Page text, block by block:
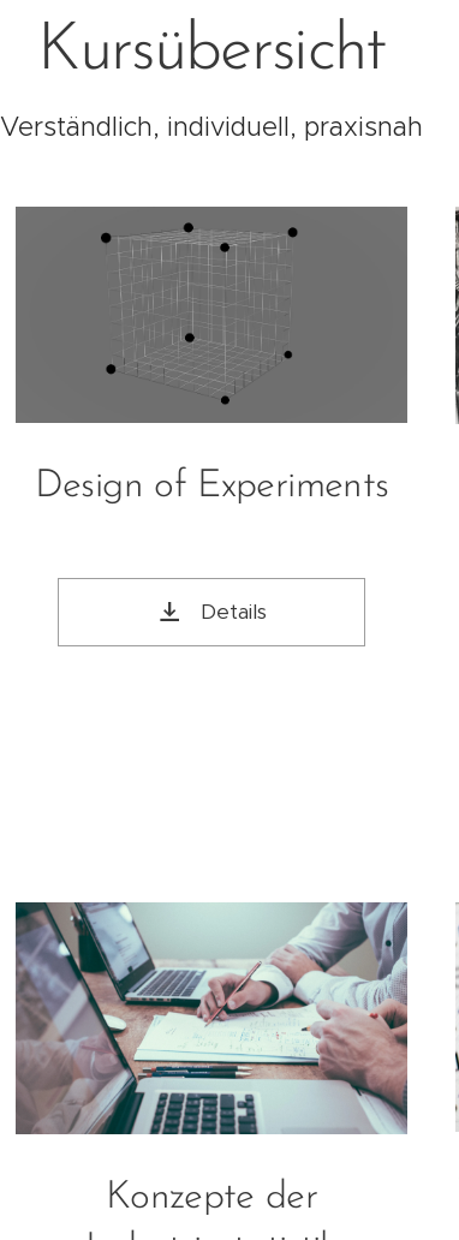
Kursübersicht
Verständlich, individuell, praxisnah
Design of Experiments
Details
Konzepte der